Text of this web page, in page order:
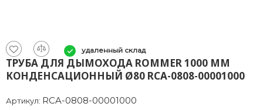
удаленный склад
ТРУБА ДЛЯ ДЫМОХОДА ROMMER 1000 ММ
КОНДЕНСАЦИОННЫЙ Ø80 RCA-0808-00001000
Артикул: RCA-0808-00001000